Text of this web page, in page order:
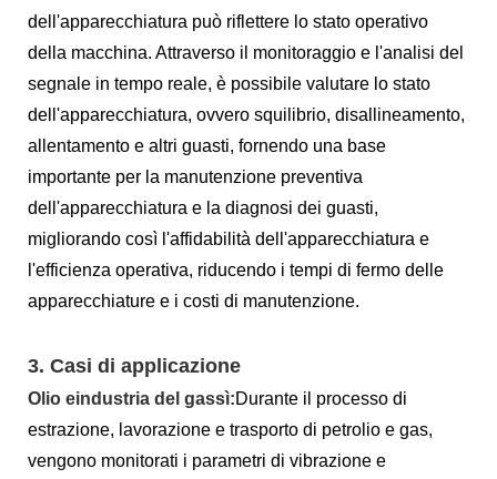
dell'apparecchiatura può riflettere lo stato operativo
della macchina. Attraverso il monitoraggio e l'analisi del
segnale in tempo reale, è possibile valutare lo stato
dell'apparecchiatura, ovvero squilibrio, disallineamento,
allentamento e altri guasti, fornendo una base
importante per la manutenzione preventiva
dell'apparecchiatura e la diagnosi dei guasti,
migliorando così l'affidabilità dell'apparecchiatura e
l'efficienza operativa, riducendo i tempi di fermo delle
apparecchiature e i costi di manutenzione.
3. Casi di applicazione
Olio eindustria del gassì:Durante il processo di
estrazione, lavorazione e trasporto di petrolio e gas,
vengono monitorati i parametri di vibrazione e